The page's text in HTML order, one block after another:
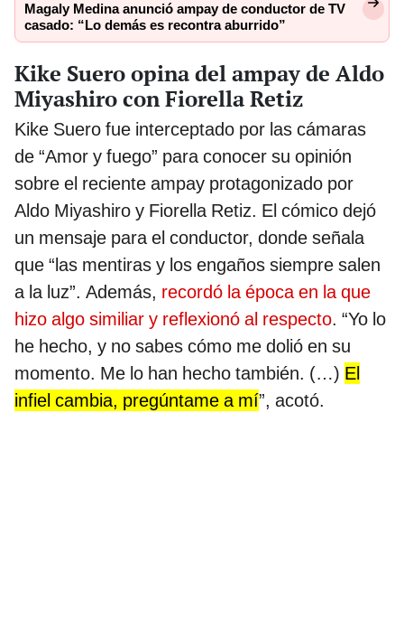
Magaly Medina anunció ampay de conductor de TV
casado: “Lo demás es recontra aburrido”
Kike Suero opina del ampay de Aldo
Miyashiro con Fiorella Retiz
Kike Suero fue interceptado por las cámaras
de “Amor y fuego” para conocer su opinión
sobre el reciente ampay protagonizado por
Aldo Miyashiro y Fiorella Retiz. El cómico dejó
un mensaje para el conductor, donde señala
que “las mentiras y los engaños siempre salen
a la luz”. Además, recordó la época en la que
hizo algo similiar y reflexionó al respecto. “Yo lo
he hecho, y no sabes cómo me dolió en su
momento. Me lo han hecho también. (…) El
infiel cambia, pregúntame a mí”, acotó.